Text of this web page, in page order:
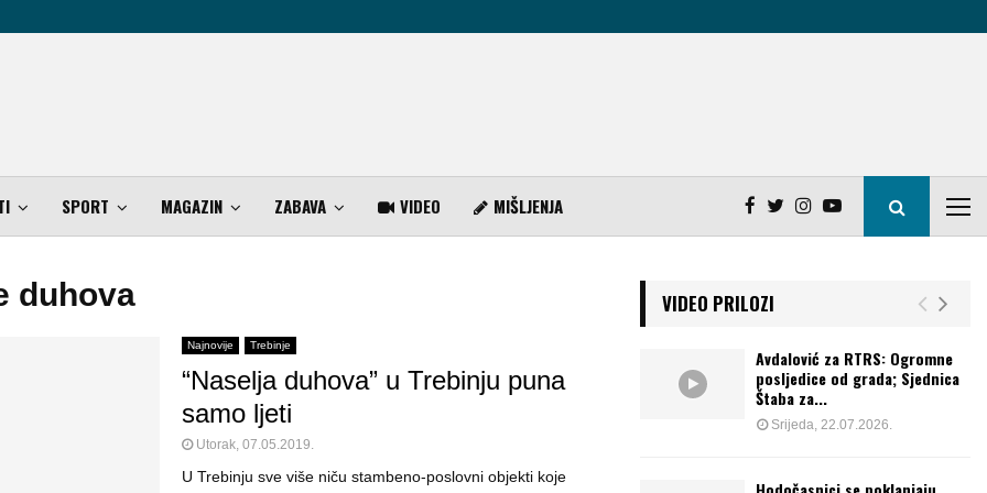
SPORT MAGAZIN ZABAVA VIDEO MIŠLJENJA
duhova
Najnovije Trebinje
“Naselja duhova” u Trebinju puna
samo ljeti
Utorak, 07.05.2019.
U Trebinju sve više niču stambeno-poslovni objekti koje
VIDEO PRILOZI
Avdalović za RTRS: Ogromne
posljedice od grada; Sjednica
Štaba za...
Srijeda, 22.07.2026.